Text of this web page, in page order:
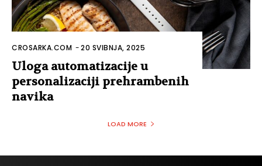
CROSARKA.COM -20 SVIBNJA, 2025
Uloga automatizacije u
personalizaciji prehrambenih
navika
LOAD MORE